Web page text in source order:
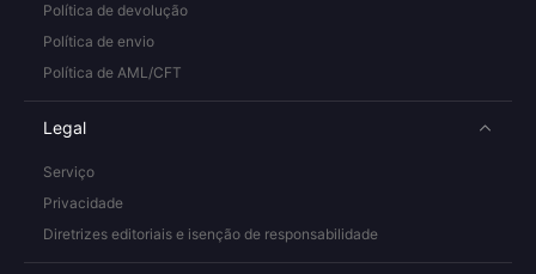
Política de devolução
Política de envio
Política de AML/CFT
Legal
Serviço
Privacidade
Diretrizes editoriais e isenção de responsabilidade